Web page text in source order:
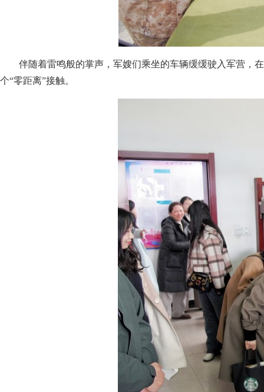
伴随着雷鸣般的掌声，军嫂们乘坐的车辆缓缓驶入军营，
个“零距离”接触。